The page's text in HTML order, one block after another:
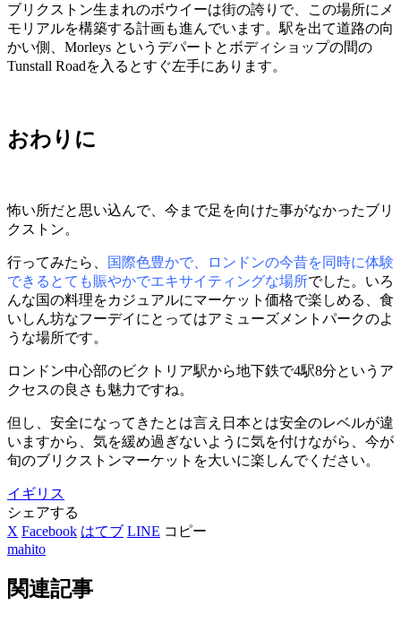
ブリクストン生まれのボウイーは街の誇りで、この場所にメ
モリアルを構築する計画も進んでいます。駅を出て道路の向
かい側、Morleys というデパートとボディショップの間の
Tunstall Roadを入るとすぐ左手にあります。
おわりに
怖い所だと思い込んで、今まで足を向けた事がなかったブリ
クストン。
行ってみたら、
国際色豊かで、ロンドンの今昔を同時に体験
できるとても賑やかでエキサイティングな場所でした。いろ
んな国の料理をカジュアルにマーケット価格で楽しめる、食
いしん坊なフーデイにとってはアミューズメントパークのよ
うな場所です。
ロンドン中心部のビクトリア駅から地下鉄で4駅8分というア
クセスの良さも魅力ですね。
但し、安全になってきたとは言え日本とは安全のレベルが違
いますから、気を緩め過ぎないように気を付けながら、今が
旬のブリクストンマーケットを大いに楽しんでください。
イギリス
シェアする
X Facebook はてブ LINE コピー
mahito
関連記事